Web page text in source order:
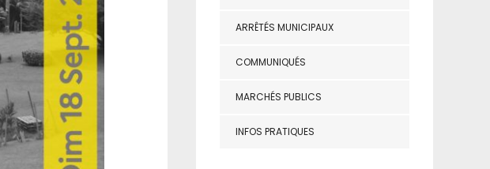
ARRÊTÉS MUNICIPAUX
COMMUNIQUÉS
MARCHÉS PUBLICS
INFOS PRATIQUES